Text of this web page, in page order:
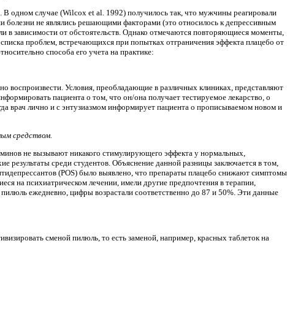
В одном случае (Wilcox et al. 1992) получилось так, что мужчины реагировали
не являлись решающими факторами (это относилось к депрессивным
в зависимости от обстоятельств. Однако отмечаются повторяющиеся моменты,
проблем, встречающихся при попытках отграничения эффекта плацебо от
способа его учета на практике:
воспроизвести. Условия, преобладающие в различных клиниках, представляют
пациента о том, что он/она получает тестируемое лекарство, о
врач лично и с энтузиазмом информирует пациента о прописываемом новом и
средством.
не вызывают никакого стимулирующего эффекта у нормальных,
среди студентов. Объяснение данной разницы заключается в том,
(POS) было выявлено, что препараты плацебо снижают симптомы
на психиатрическом лечении, имели другие предпочтения в терапии,
ежедневно, цифры возрастали соответственно до 87 и 50%. Эти данные
сменой пилюль, то есть заменой, например, красных таблеток на